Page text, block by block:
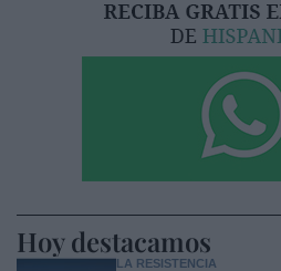
Hoy destacamos
LA RESISTENCIA